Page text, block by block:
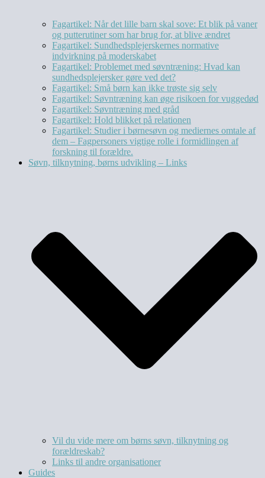
Fagartikel: Når det lille barn skal sove: Et blik på vaner
og putterutiner som har brug for, at blive ændret
Fagartikel: Sundhedsplejerskernes normative
indvirkning på moderskabet
Fagartikel: Problemet med søvntræning: Hvad kan
sundhedsplejersker gøre ved det?
Fagartikel: Små børn kan ikke trøste sig selv
Fagartikel: Søvntræning kan øge risikoen for vuggedød
Fagartikel: Søvntræning med gråd
Fagartikel: Hold blikket på relationen
Fagartikel: Studier i børnesøvn og mediernes omtale af
dem – Fagpersoners vigtige rolle i formidlingen af
forskning til forældre.
Søvn, tilknytning, børns udvikling – Links
Vil du vide mere om børns søvn, tilknytning og
forældreskab?​
Links til andre organisationer
Guides